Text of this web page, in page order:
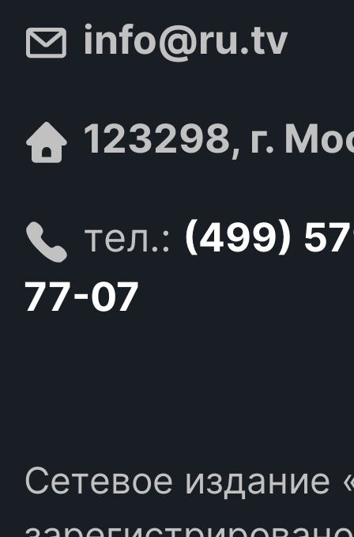
info@ru.tv
123298, г.
тел.: (499)
77-07
Сетевое издание